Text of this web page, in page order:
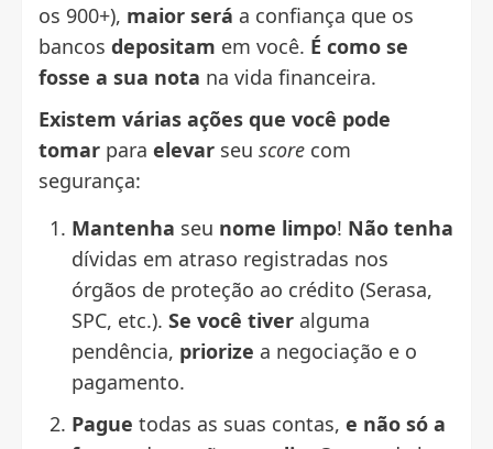
os 900+), maior será a confiança que os
bancos depositam em você. É como se
fosse a sua nota na vida financeira.
Existem várias ações que você pode
tomar para elevar seu score com
segurança:
Mantenha seu nome limpo! Não tenha
dívidas em atraso registradas nos
órgãos de proteção ao crédito (Serasa,
SPC, etc.). Se você tiver alguma
pendência, priorize a negociação e o
pagamento.
Pague todas as suas contas, e não só a